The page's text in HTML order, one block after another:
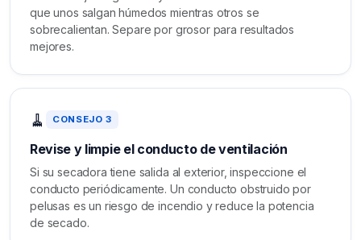
que unos salgan húmedos mientras otros se
sobrecalientan. Separe por grosor para resultados
mejores.
🧹 CONSEJO 3
Revise y limpie el conducto de ventilación
Si su secadora tiene salida al exterior, inspeccione el
conducto periódicamente. Un conducto obstruido por
pelusas es un riesgo de incendio y reduce la potencia
de secado.